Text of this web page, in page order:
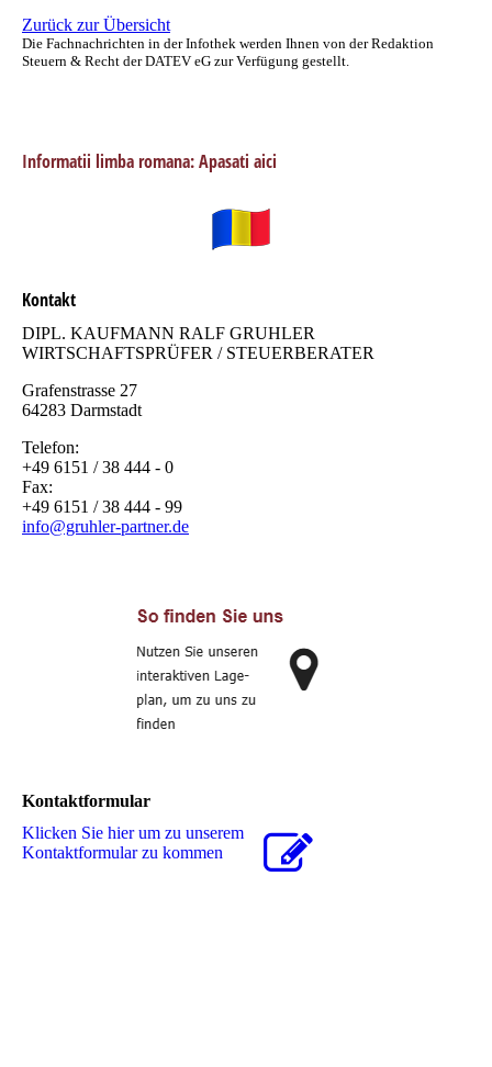
Zurück zur Übersicht
Die Fachnachrichten in der Infothek werden Ihnen von der Redaktion
Steuern & Recht der DATEV eG zur Verfügung gestellt.
Informatii limba romana: Apasati aici
Kontakt
DIPL. KAUFMANN RALF GRUHLER
WIRTSCHAFTSPRÜFER / STEUERBERATER
Grafenstrasse 27
64283 Darmstadt
Telefon:
+49 6151 / 38 444 - 0
Fax:
+49 6151 / 38 444 - 99
info@gruhler-partner.de
Kontaktformular
Klicken Sie hier um zu unserem
Kon­takt­for­mu­lar zu kommen